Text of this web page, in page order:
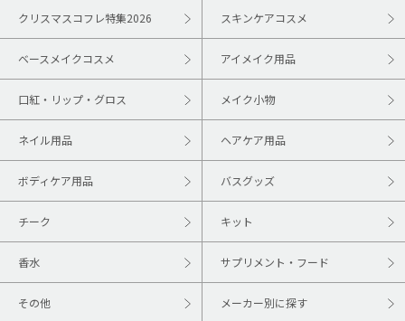
クリスマスコフレ特集2026 スキンケアコスメ
ベースメイクコスメ アイメイク用品
口紅・リップ・グロス メイク小物
ネイル用品 ヘアケア用品
ボディケア用品 バスグッズ
チーク キット
香水 サプリメント・フード
その他 メーカー別に探す